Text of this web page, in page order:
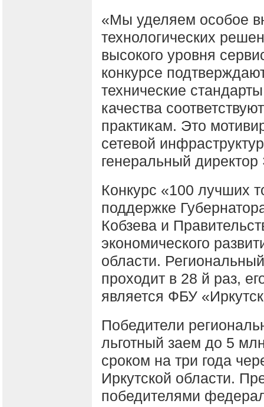
«Мы уделяем особое
технологических
высокого уровня
конкурсе
технические
качества
практикам. Это
сетевой
генеральный
Конкурс «100 лучших
поддержке
Кобзева и
экономического
области.
проходит в 28 й раз,
является ФБУ
Победители
льготный заем до 5
сроком на три года
Иркутской области.
победителями